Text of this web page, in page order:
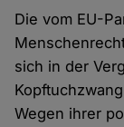
Die vom EU-
sich in der
Wegen ihrer